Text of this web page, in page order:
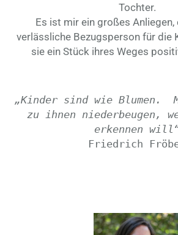
Tochter.
Es ist mir ein großes Anliegen,
verlässliche Bezugsperson für die
sie ein Stück ihres Weges
„Kinder sind wie Blumen.
zu ihnen niederbeugen,
erkennen
Friedrich